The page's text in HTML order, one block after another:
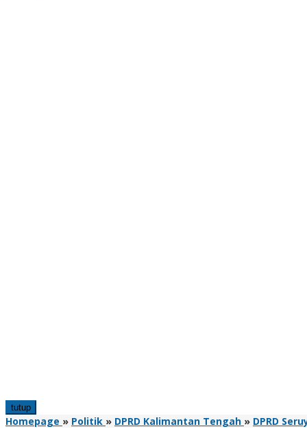
tutup
Homepage » Politik » DPRD Kalimantan Tengah » DPRD